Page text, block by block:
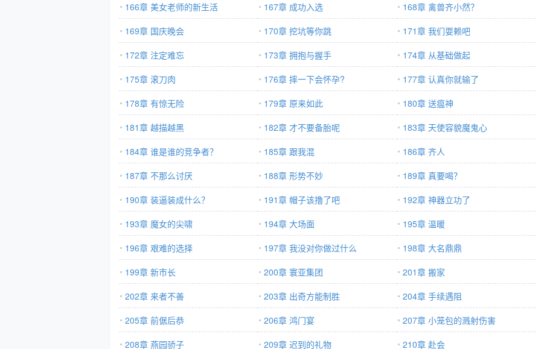
166章 美女老师的新生活
167章 成功入选
168章 禽兽齐小然？
169章 国庆晚会
170章 挖坑等你跳
171章 我们耍赖吧
172章 注定难忘
173章 拥抱与握手
174章 从基础做起
175章 滚刀肉
176章 摔一下会怀孕?
177章 认真你就输了
178章 有惊无险
179章 原来如此
180章 送瘟神
181章 越描越黑
182章 才不要备胎呢
183章 天使容貌魔鬼心
184章 谁是谁的竞争者？
185章 跟我混
186章 齐人
187章 不那么讨厌
188章 形势不妙
189章 真要喝？
190章 装逼装成什么？
191章 帽子该撸了吧
192章 神器立功了
193章 魔女的尖啸
194章 大场面
195章 温暖
196章 艰难的选择
197章 我没对你做过什么
198章 大名鼎鼎
199章 新市长
200章 寰亚集团
201章 搬家
202章 来者不善
203章 出奇方能制胜
204章 手续遇阻
205章 前倨后恭
206章 鸿门宴
207章 小笼包的溅射伤害
208章 燕园骄子
209章 迟到的礼物 210章 赴会